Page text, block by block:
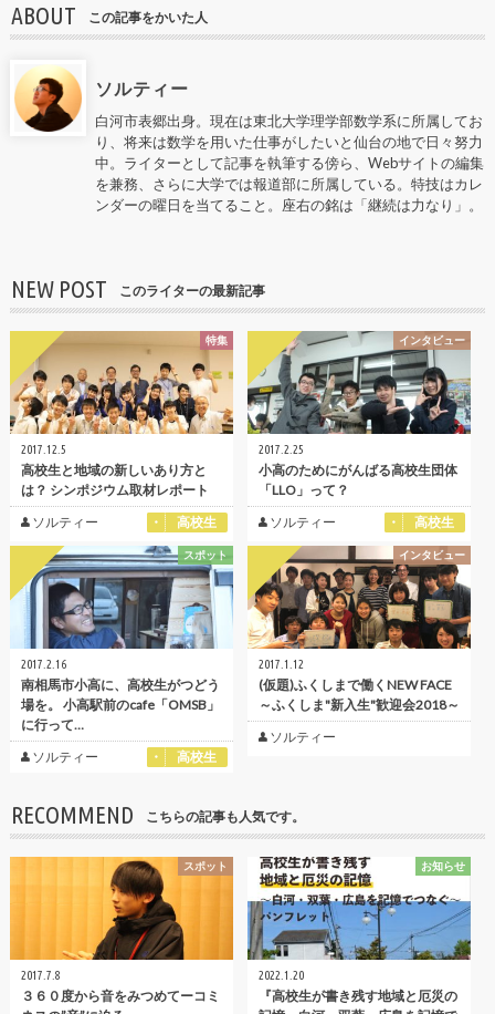
ABOUT この記事をかいた人
ソルティー
白河市表郷出身。現在は東北大学理学部数学系に所属してお
り、将来は数学を用いた仕事がしたいと仙台の地で日々努力
中。ライターとして記事を執筆する傍ら、Webサイトの編集
を兼務、さらに大学では報道部に所属している。特技はカレ
ンダーの曜日を当てること。座右の銘は「継続は力なり」。
NEW POST このライターの最新記事
特集
2017.12.5
高校生と地域の新しいあり方と
は？ シンポジウム取材レポート
ソルティー
高校生
インタビュー
2017.2.25
小高のためにがんばる高校生団体
「LLO」って？
ソルティー
高校生
スポット
2017.2.16
南相馬市小高に、高校生がつどう
場を。 小高駅前のcafe「OMSB」
に行って…
ソルティー
高校生
インタビュー
2017.1.12
(仮題)ふくしまで働くNEW FACE
～ふくしま"新入生"歓迎会2018～
ソルティー
RECOMMEND こちらの記事も人気です。
スポット
2017.7.8
３６０度から音をみつめてーコミ
お知らせ
2022.1.20
『高校生が書き残す地域と厄災の